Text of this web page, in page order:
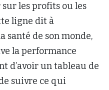
les profits ou les
ligne dit à
santé de son monde,
la performance
d’avoir un tableau de
suivre ce qui